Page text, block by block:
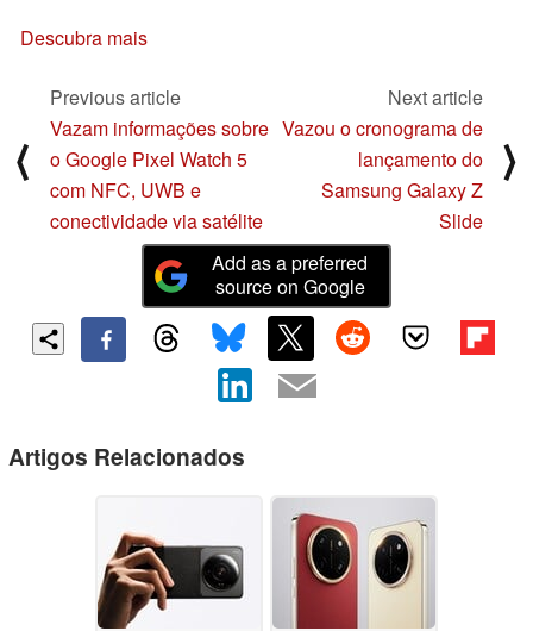
Descubra mais
⟨
Previous article
Vazam informações sobre
o Google Pixel Watch 5
com NFC, UWB e
conectividade via satélite
Next article
Vazou o cronograma de
lançamento do
Samsung Galaxy Z
Slide
⟩
Add as a preferred
source on Google
Artigos Relacionados